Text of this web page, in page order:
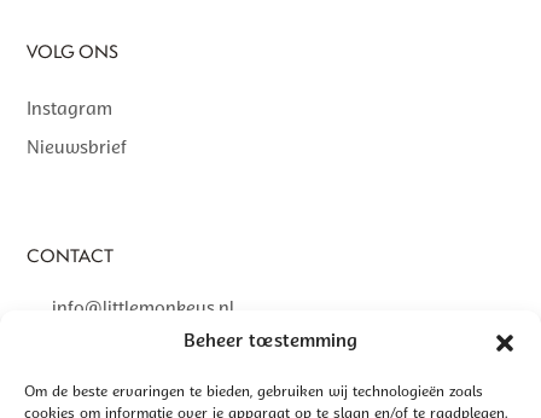
Beheer toestemming
Om de beste ervaringen te bieden, gebruiken wij technologieën zoals
cookies om informatie over je apparaat op te slaan en/of te raadplegen.
VOLG ONS
Instagram
Nieuwsbrief
CONTACT
info@littlemonkeys.nl